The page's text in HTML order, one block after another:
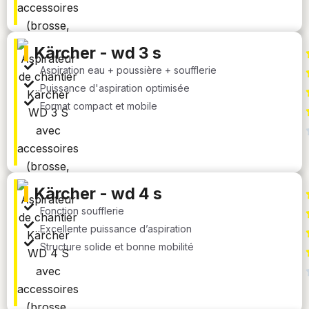
kärcher - wd 3 s
Aspiration eau + poussière + soufflerie
Puissance d'aspiration optimisée
Format compact et mobile
kärcher - wd 4 s
Fonction soufflerie
Excellente puissance d’aspiration
Structure solide et bonne mobilité